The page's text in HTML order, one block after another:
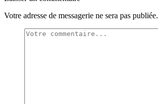
Votre adresse de messagerie ne sera pas publiée.